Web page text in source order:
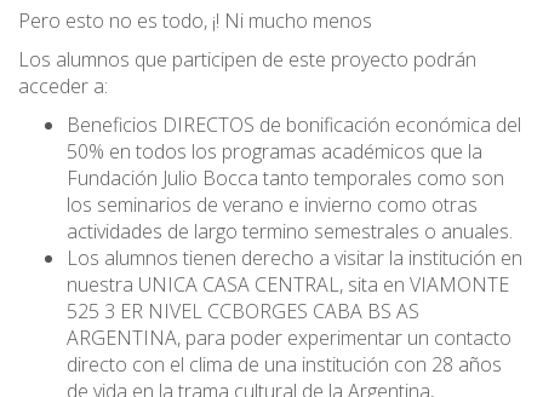
Pero esto no es todo, ¡! Ni mucho menos
Los alumnos que participen de este proyecto podrán
acceder a:
Beneficios DIRECTOS de bonificación económica del
50% en todos los programas académicos que la
Fundación Julio Bocca tanto temporales como son
los seminarios de verano e invierno como otras
actividades de largo termino semestrales o anuales.
Los alumnos tienen derecho a visitar la institución en
nuestra UNICA CASA CENTRAL, sita en VIAMONTE
525 3 ER NIVEL CCBORGES CABA BS AS
ARGENTINA, para poder experimentar un contacto
directo con el clima de una institución con 28 años
de vida en la trama cultural de la Argentina,